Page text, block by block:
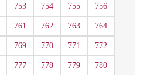
753 754 755 756
761 762 763 764
769 770 771 772
777 778 779 780